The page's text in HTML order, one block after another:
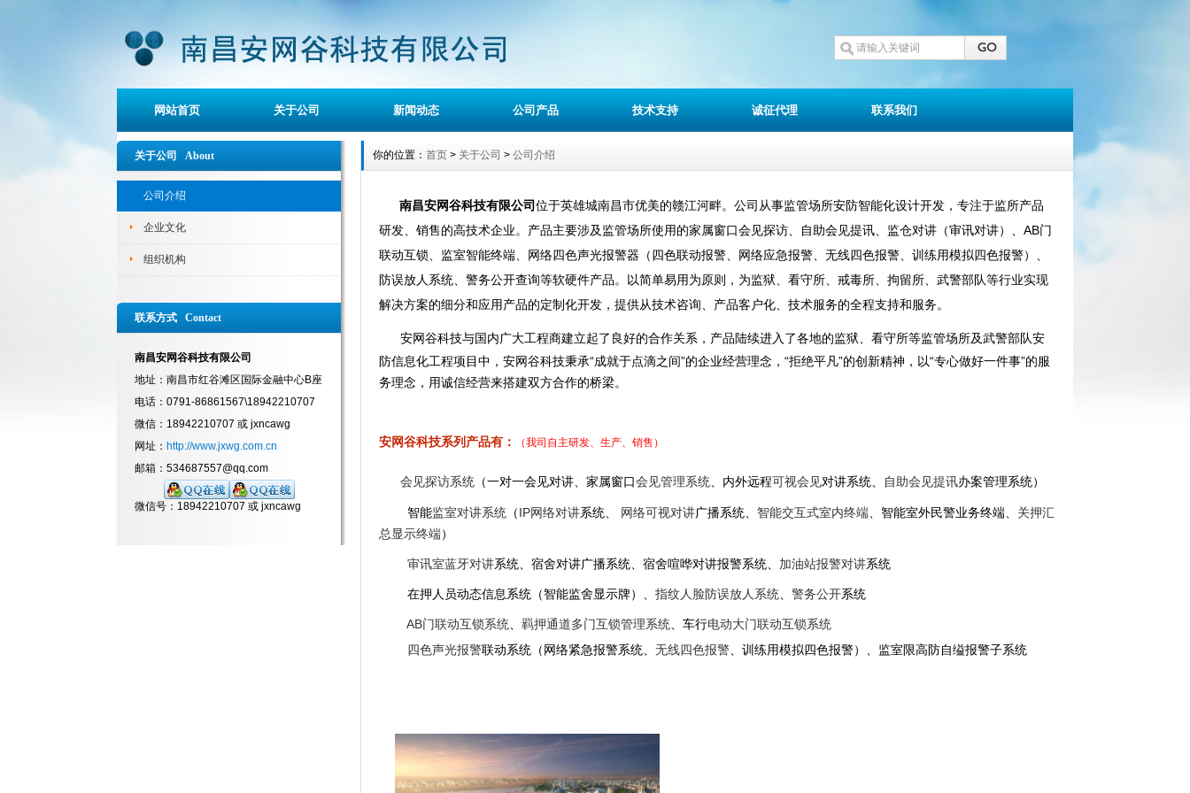
网站首页 关于公司 新闻动态 公司产品 技术支持 诚征代理 联系我们
关于公司 About
公司介绍
企业文化
组织机构
联系方式 Contact
南昌安网谷科技有限公司
地址：南昌市红谷滩区国际金融中心B座
电话：0791-86861567\18942210707
微信：18942210707 或 jxncawg
网址： http://www.jxwg.com.cn
邮箱：534687557@qq.com
微信号：18942210707 或 jxncawg
你的位置： 首页 > 关于公司 > 公司介绍
南昌安网谷科技有限公司位于英雄城南昌市优美的赣江河畔。公司从事监管场所安防智能化设计开发，专注于监所产品
研发、销售的高技术企业。产品主要涉及监管场所使用的家属窗口会见探访、自助会见提讯、监仓对讲（审讯对讲）、AB门
联动互锁、监室智能终端、网络四色声光报警器（四色联动报警、网络应急报警、无线四色报警、训练用模拟四色报警）、
防误放人系统、警务公开查询等软硬件产品。以简单易用为原则，为监狱、看守所、戒毒所、拘留所、武警部队等行业实现
解决方案的细分和应用产品的定制化开发，提供从技术咨询、产品客户化、技术服务的全程支持和服务。
安网谷科技与国内广大工程商建立起了良好的合作关系，产品陆续进入了各地的监狱、看守所等监管场所及武警部队安
防信息化工程项目中，安网谷科技秉承“成就于点滴之间”的企业经营理念，“拒绝平凡”的创新精神，以“专心做好一件事”的服
务理念，用诚信经营来搭建双方合作的桥梁。
安网谷科技系列产品有： （我司 自主研发、生产、销售）
会见探访系统 （一对一会见对讲、家属窗口会见管理系统 、内外远程可视会见对讲系统、 自助会见提讯办案管理系统）
智能监室对讲系统 （IP网络对讲系统、 网络可视对讲广播系统、 智能交互式室内终端 、智能室外民警业务终端、 关押汇
总显示终端）
审讯室蓝牙对讲系统、 宿舍对讲广播系统、 宿舍喧哗对讲报警系统、 加油站报警对讲系统
在押人员动态信息系统（智能监舍显示牌）、 指纹人脸防误放人系统 警务公开系统
AB门联动互锁系统 羁押通道多门互锁管理系统 、车行电动大门联动互锁系统
四色声光报警联动系统 （网络紧急报警系统、 无线四色报警 、训练用模拟四色报警） 、监室限高防自缢报警子系统